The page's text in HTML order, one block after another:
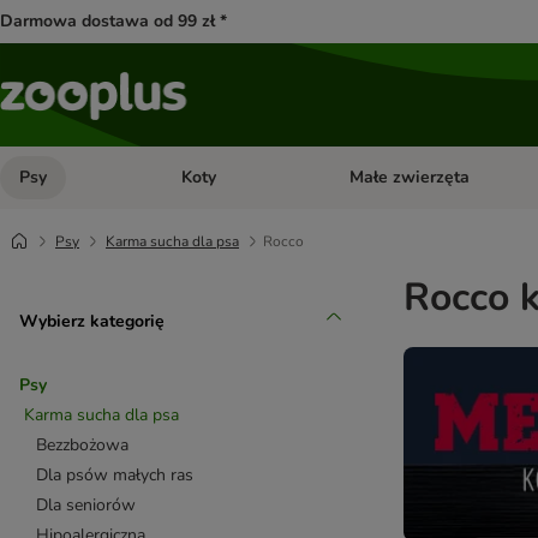
Darmowa dostawa od 99 zł *
Psy Otwórz menu kategorii: Psy
Koty Otwórz menu kategorii: Koty
Małe zwierzęta
Psy Karma sucha dla psa Rocco
Wybierz kategorię
Psy
Karma sucha dla psa
Bezzbożowa
Dla psów małych ras
Dla seniorów
Rocco